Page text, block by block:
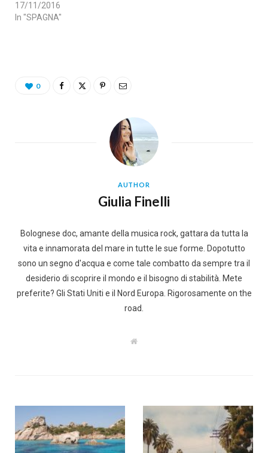
17/11/2016
In "SPAGNA"
0
AUTHOR
Giulia Finelli
Bolognese doc, amante della musica rock, gattara da tutta la
vita e innamorata del mare in tutte le sue forme. Dopotutto
sono un segno d'acqua e come tale combatto da sempre tra il
desiderio di scoprire il mondo e il bisogno di stabilità. Mete
preferite? Gli Stati Uniti e il Nord Europa. Rigorosamente on the
road.
W